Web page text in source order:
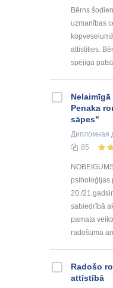
Bērns
uzmanības
attīstīties.
spējīga
Penaka
sāpes"
Дипломная
85
psiholoģijas
20./
sabiedrībā
pamata
radošuma
Radošo
attīstībā